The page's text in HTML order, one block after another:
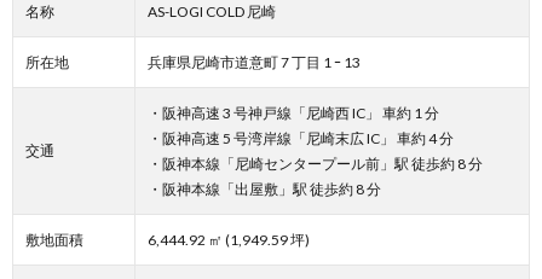
名称 AS-LOGI COLD 尼崎
所在地 兵庫県尼崎市道意町 7 丁目 1 ｰ 13
交通
・阪神高速 3 号神戸線「尼崎西 IC」 車約 1 分
・阪神高速 5 号湾岸線「尼崎末広 IC」 車約 4 分
・阪神本線「尼崎センタープール前」駅 徒歩約 8 分
・阪神本線「出屋敷」駅 徒歩約 8 分
敷地面積 6,444.92 ㎡ (1,949.59 坪)